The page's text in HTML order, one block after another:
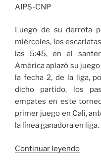
AIPS-CNP
Luego de su derrota
miércoles, los
las 5:45, en el
América aplazó su
la fecha 2, de la liga,
dicho partido, los
empates en este
primer juego en Cali,
la línea ganadora en liga.
Continuar leyendo